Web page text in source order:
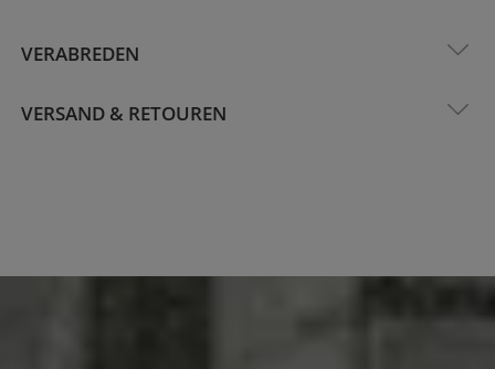
VERABREDEN
VERSAND & RETOUREN